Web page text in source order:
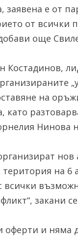
заявена е от
от всички
още
на
Нинова
територия на
всички
закани
и няма